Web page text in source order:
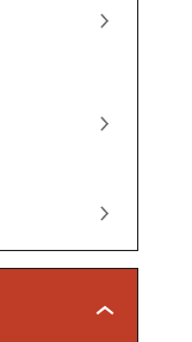
Módulo